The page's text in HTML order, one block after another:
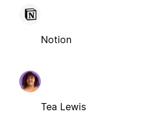
Notion
Tea Lewis